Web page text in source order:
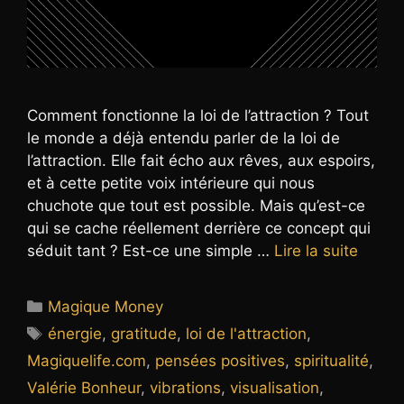
Comment fonctionne la loi de l’attraction ? Tout
le monde a déjà entendu parler de la loi de
l’attraction. Elle fait écho aux rêves, aux espoirs,
et à cette petite voix intérieure qui nous
chuchote que tout est possible. Mais qu’est-ce
qui se cache réellement derrière ce concept qui
séduit tant ? Est-ce une simple … Lire la suite
Catégories
Magique Money
Étiquettes
énergie, gratitude, loi de l'attraction,
Magiquelife.com, pensées positives, spiritualité,
Valérie Bonheur, vibrations, visualisation,